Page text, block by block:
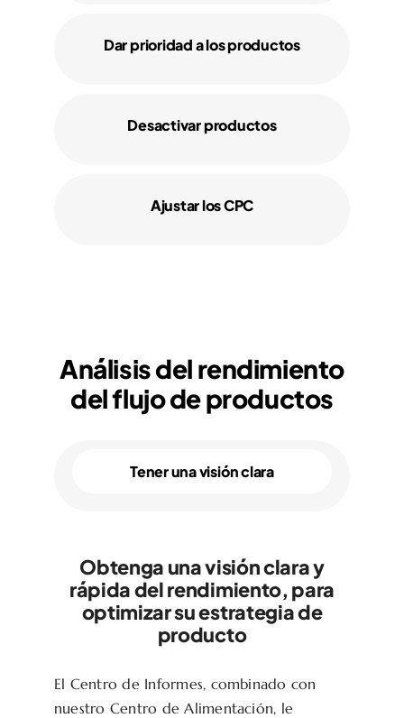
Dar prioridad a los productos
Desactivar productos
Ajustar los CPC
Análisis del rendimiento
del flujo de productos
Tener una visión clara
Obtenga una visión clara y
rápida del rendimiento, para
optimizar su estrategia de
producto
El Centro de Informes, combinado con
nuestro Centro de Alimentación, le